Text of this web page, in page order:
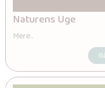
Naturens Uge
Mere..